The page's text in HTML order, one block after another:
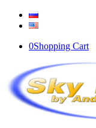
0Shopping Cart